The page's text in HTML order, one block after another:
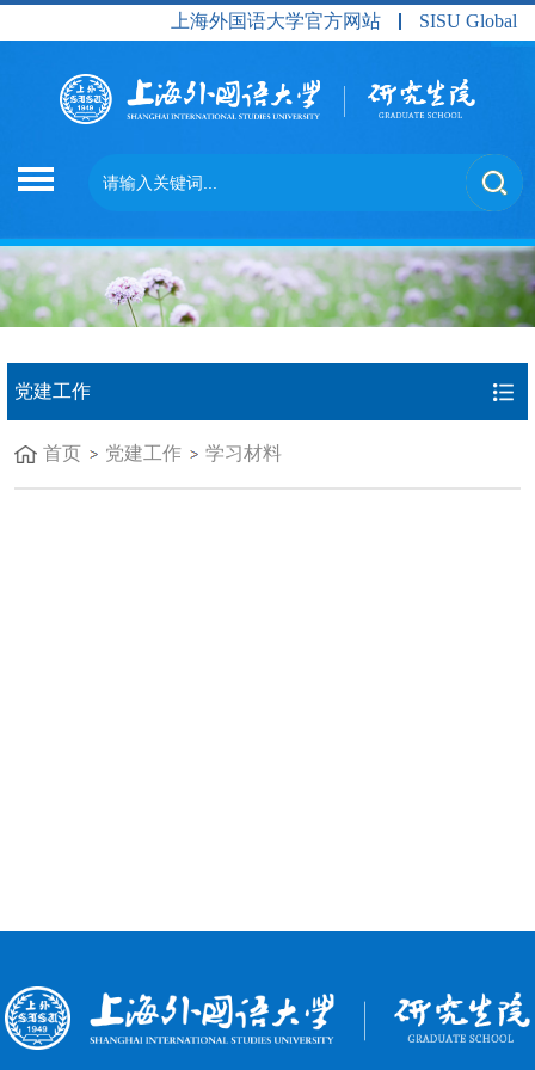
上海外国语大学官方网站 SISU Global
党建工作
首页 党建工作 学习材料